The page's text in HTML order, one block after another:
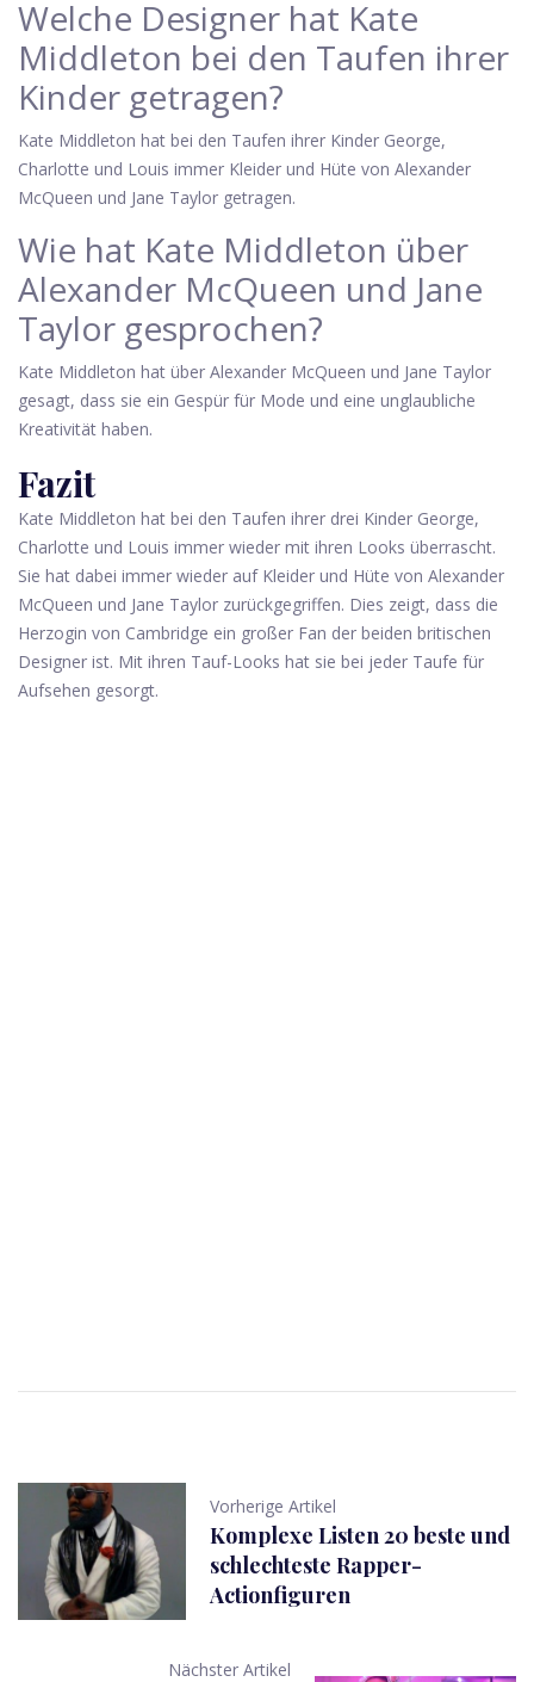
Welche Designer hat Kate
Middleton bei den Taufen ihrer
Kinder getragen?
Kate Middleton hat bei den Taufen ihrer Kinder George,
Charlotte und Louis immer Kleider und Hüte von Alexander
McQueen und Jane Taylor getragen.
Wie hat Kate Middleton über
Alexander McQueen und Jane
Taylor gesprochen?
Kate Middleton hat über Alexander McQueen und Jane Taylor
gesagt, dass sie ein Gespür für Mode und eine unglaubliche
Kreativität haben.
Fazit
Kate Middleton hat bei den Taufen ihrer drei Kinder George,
Charlotte und Louis immer wieder mit ihren Looks überrascht.
Sie hat dabei immer wieder auf Kleider und Hüte von Alexander
McQueen und Jane Taylor zurückgegriffen. Dies zeigt, dass die
Herzogin von Cambridge ein großer Fan der beiden britischen
Designer ist. Mit ihren Tauf-Looks hat sie bei jeder Taufe für
Aufsehen gesorgt.
Vorherige Artikel
Komplexe Listen 20 beste und
schlechteste Rapper-
Actionfiguren
Nächster Artikel